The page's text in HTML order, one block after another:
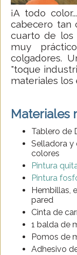
¡A todo
cabecero tan
cuarto de los
muy
colgadores.
"toque
materiales los
Materiales
Tablero de
Selladora y
colores
Pintura
Pintura
Hembillas,
pared
Cinta de
1 balda de
Pomos de
Adhesivo